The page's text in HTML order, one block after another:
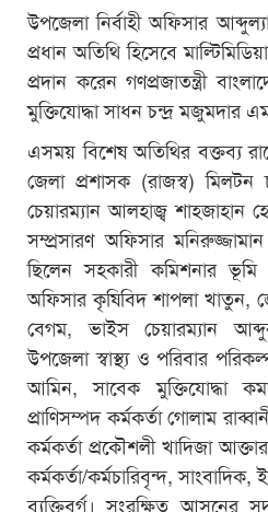
উপজেলা নির্বাহী অফিসার
প্রধান অতিথি হিসেবে
প্রদান করেন গণপ্রজাতন্ত্রী
মুক্তিযোদ্ধা সাধন চন্দ্র মজুমদার
এসময় বিশেষ অতিথির বক্তব্য
জেলা প্রশাসক (রাজস্ব) মিলটন
চেয়ারম্যান আলহাজ্ব
সম্প্রসারণ অফিসার
ছিলেন সহকারী কমিশনার
অফিসার কৃষিবিদ শাপলা খাতুন,
বেগম, ভাইস চেয়ারম্যান
উপজেলা স্বাস্থ্য ও পরিবার
আমিন, সাবেক মুক্তিযোদ্ধা
প্রাণিসম্পদ কর্মকর্তা গোলাম
কর্মকর্তা প্রকৌশলী খাদিজা
কর্মকর্তা/কর্মচারিবৃন্দ,
ব্যক্তিবর্গ। সংরক্ষিত